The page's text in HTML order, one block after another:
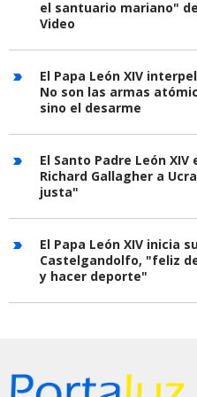
el santuario mariano"
Video
El Papa León XIV
No son las armas
sino el desarme
El Santo Padre León
Richard Gallagher a
justa"
El Papa León XIV inicia
Castelgandolfo, "feliz
y hacer deporte"